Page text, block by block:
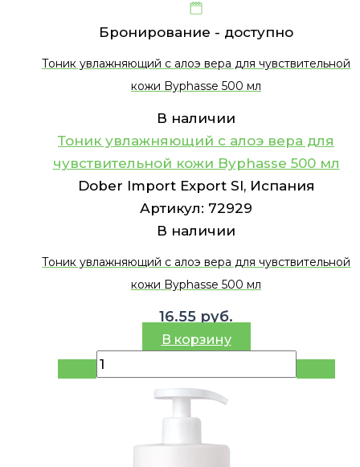
Бронирование - доступно
Тоник увлажняющий с алоэ вера для чувствительной
кожи Byphasse 500 мл
В наличии
Тоник увлажняющий с алоэ вера для
чувствительной кожи Byphasse 500 мл
Dober Import Export Sl, Испания
Артикул: 72929
В наличии
Тоник увлажняющий с алоэ вера для чувствительной
кожи Byphasse 500 мл
16.55 руб.
В корзину